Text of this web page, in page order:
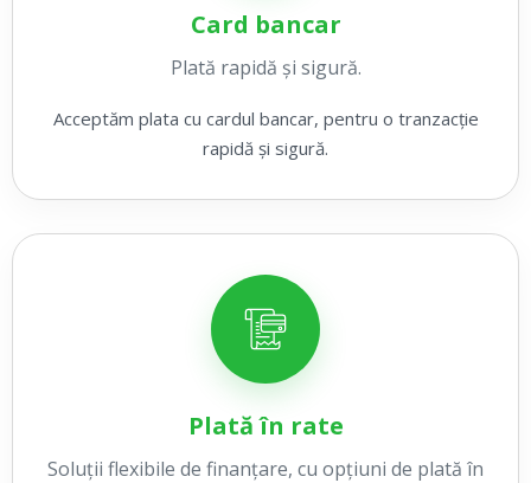
Card bancar
Plată rapidă și sigură.
Acceptăm plata cu cardul bancar, pentru o tranzacție
rapidă și sigură.
Plată în rate
Soluții flexibile de finanțare, cu opțiuni de plată în